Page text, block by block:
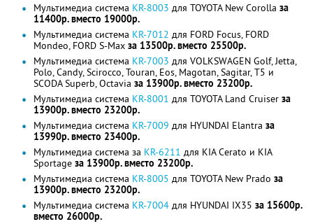
Мультимедиа система KR-8003 для TOYOTA New Corolla за
11400р. вместо 19000р.
Мультимедиа система KR-7012 для FORD Focus, FORD
Mondeo, FORD S-Max за 13500р. вместо 25500р.
Мультимедиа система KR-7003 для VOLKSWAGEN Golf, Jetta,
Polo, Candy, Scirocco, Touran, Eos, Magotan, Sagitar, T5 и
SCODA Superb, Octavia за 13900р. вместо 23200р.
Мультимедиа система KR-8001 для TOYOTA Land Cruiser за
13900р. вместо 23200р.
Мультимедиа система KR-7009 для HYUNDAI Elantra за
13990р. вместо 23400р.
Мультимедиа система за KR-6211 для KIA Cerato и KIA
Sportage за 13900р. вместо 23200р.
Мультимедиа система KR-8005 для TOYOTA New Prado за
13900р. вместо 23200р.
Мультимедиа система KR-7004 для HYUNDAI IX35 за 15600р.
вместо 26000р.